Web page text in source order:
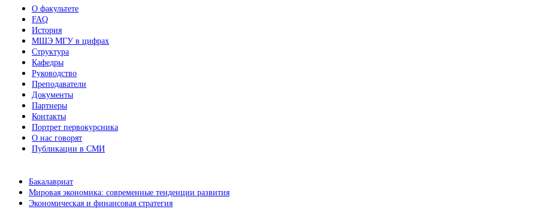
О факультете
FAQ
История
МШЭ МГУ в цифрах
Структура
Кафедры
Руководство
Преподаватели
Документы
Партнеры
Контакты
Портрет первокурсника
О нас говорят
Публикации в СМИ
Бакалавриат
Мировая экономика: современные тенденции развития
Экономическая и финансовая стратегия